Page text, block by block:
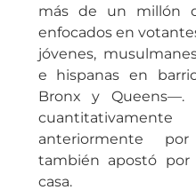
más de un millón
enfocados en
jóvenes,
e hispanas en
Bronx y Queens—.
anteriormente
también apostó por
casa.